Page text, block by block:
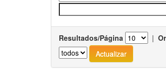
Resultados/Página |